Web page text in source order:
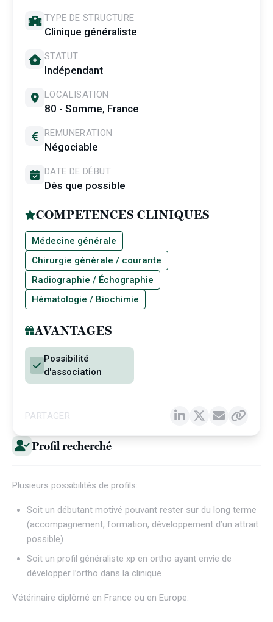
Profil recherché
Plusieurs possibilités de profils:
Soit un débutant motivé pouvant rester sur du long terme
(accompagnement, formation, développement d’un attrait
possible)
Soit un profil généraliste xp en ortho ayant envie de
développer l’ortho dans la clinique
Vétérinaire diplômé en France ou en Europe.
TYPE DE STRUCTURE
Clinique généraliste
STATUT
Indépendant
LOCALISATION
80 - Somme, France
REMUNERATION
Négociable
DATE DE DÉBUT
Dès que possible
COMPETENCES CLINIQUES
Médecine générale
Chirurgie générale / courante
Radiographie / Échographie
Hématologie / Biochimie
AVANTAGES
Possibilité
d'association
PARTAGER